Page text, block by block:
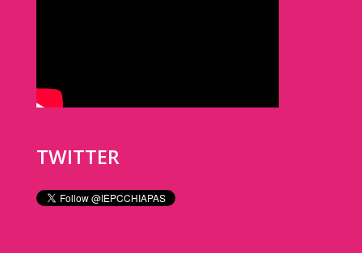
TWITTER